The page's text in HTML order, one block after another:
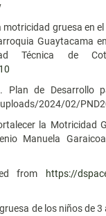
gruesa en
Guaytacama
Técnica de
Plan de Desarrollo
2024/02/
la
Manuela
from
https://
de los niños de